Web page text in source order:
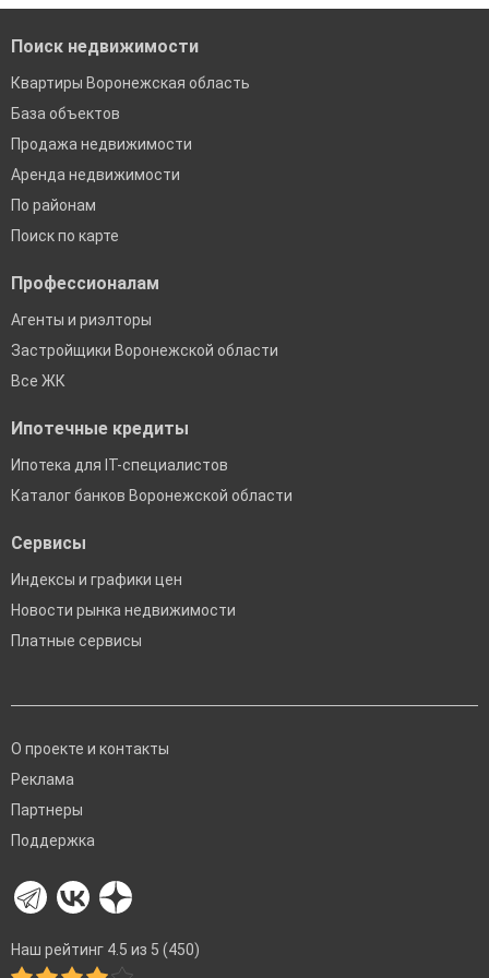
Поиск недвижимости
Квартиры Воронежская область
База объектов
Продажа недвижимости
Аренда недвижимости
По районам
Поиск по карте
Профессионалам
Агенты и риэлторы
Застройщики Воронежской области
Все ЖК
Ипотечные кредиты
Ипотека для IT-специалистов
Каталог банков Воронежской области
Сервисы
Индексы и графики цен
Новости рынка недвижимости
Платные сервисы
О проекте и контакты
Реклама
Партнеры
Поддержка
Наш рейтинг 4.5 из 5 (450)